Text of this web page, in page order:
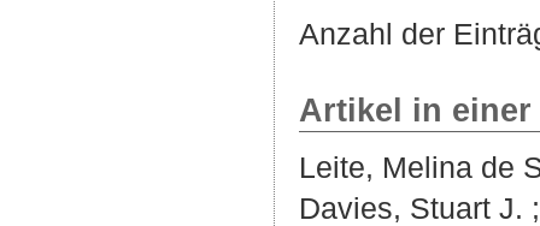
Anzahl der
Artikel in
Leite, Melina de
Davies, Stuart J.